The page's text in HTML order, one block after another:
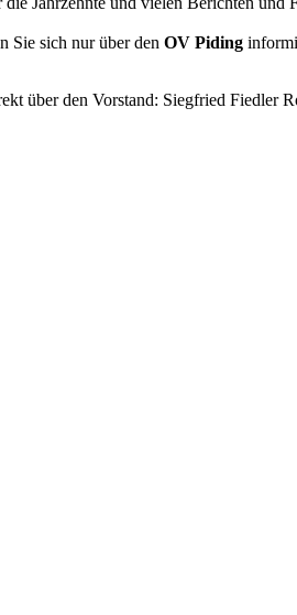
Sie sich nur über den OV Piding
über den Vorstand: Siegfried Fiedler